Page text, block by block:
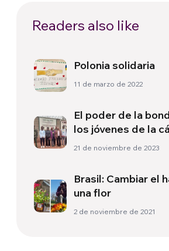
Readers also like
Polonia solidaria
11 de marzo de 2022
El poder de la
los jóvenes de la
menores «Kamiti
21 de noviembre de 2023
Brasil: Cambiar el
una flor
2 de noviembre de 2021